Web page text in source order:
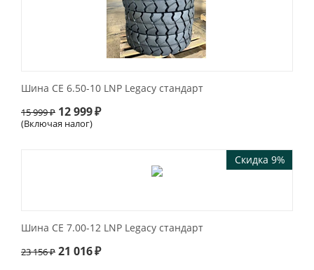
Шина СЕ 6.50-10 LNP Legacy cтандарт
15 999₽ 12 999₽
(Включая налог)
Скидка 9%
Шина СЕ 7.00-12 LNP Legacy стандарт
23 156₽ 21 016₽